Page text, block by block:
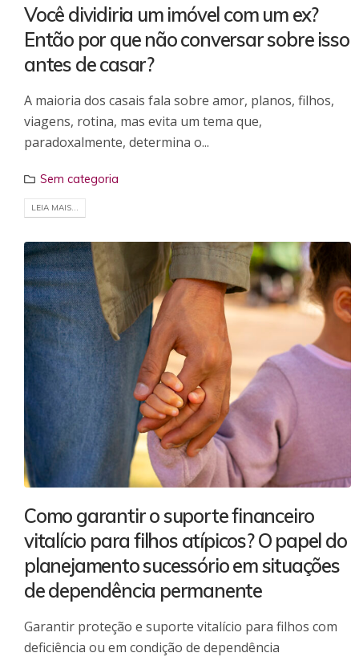
Você dividiria um imóvel com um ex?
Então por que não conversar sobre isso
antes de casar?
A maioria dos casais fala sobre amor, planos, filhos,
viagens, rotina, mas evita um tema que,
paradoxalmente, determina o...
Sem categoria
LEIA MAIS...
Como garantir o suporte financeiro
vitalício para filhos atípicos? O papel do
planejamento sucessório em situações
de dependência permanente
Garantir proteção e suporte vitalício para filhos com
deficiência ou em condição de dependência